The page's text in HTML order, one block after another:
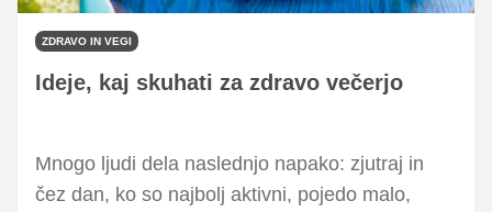
ZDRAVO IN VEGI
Ideje, kaj skuhati za zdravo večerjo
Mnogo ljudi dela naslednjo napako: zjutraj in
čez dan, ko so najbolj aktivni, pojedo malo,